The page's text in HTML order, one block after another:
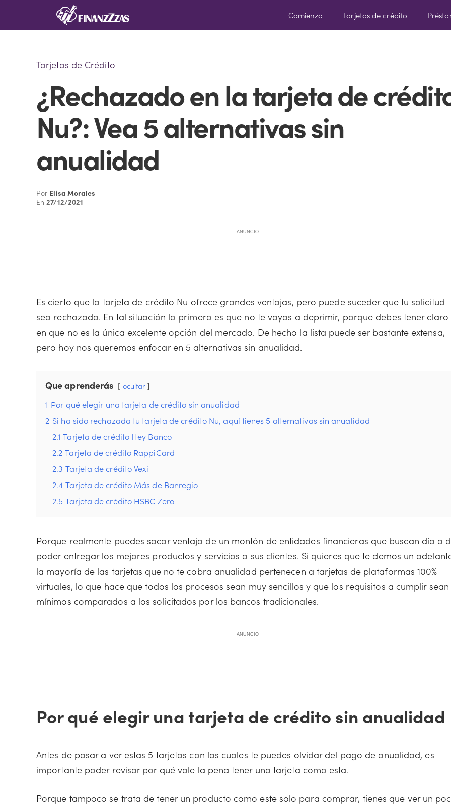
Comienzo Tarjetas de crédito
Tarjetas de Crédito
¿Rechazado en la tarjeta de
Nu?: Vea 5 alternativas sin
anualidad
Por Elisa Morales
En27/12/2021
ANUNCIO
Es cierto que la tarjeta de crédito Nu ofrece grandes ventajas, pero puede suceder que tu solicitud
sea rechazada. En tal situación lo primero es que no te vayas a deprimir, porque debes tener claro
en que no es la única excelente opción del mercado. De hecho la lista puede ser bastante extensa,
pero hoy nos queremos enfocar en 5 alternativas sin anualidad.
Que aprenderás ocultar
1 Por qué elegir una tarjeta de crédito sin anualidad
2 Si ha sido rechazada tu tarjeta de crédito Nu, aquí tienes 5 alternativas sin anualidad
2.1 Tarjeta de crédito Hey Banco
2.2 Tarjeta de crédito RappiCard
2.3 Tarjeta de crédito Vexi
2.4 Tarjeta de crédito Más de Banregio
2.5 Tarjeta de crédito HSBC Zero
Porque realmente puedes sacar ventaja de un montón de entidades financieras que buscan día a
poder entregar los mejores productos y servicios a sus clientes. Si quieres que te demos un
la mayoría de las tarjetas que no te cobra anualidad pertenecen a tarjetas de plataformas 100%
virtuales, lo que hace que todos los procesos sean muy sencillos y que los requisitos a cumplir sean
mínimos comparados a los solicitados por los bancos tradicionales.
ANUNCIO
Por qué elegir una tarjeta de crédito sin anualidad
Antes de pasar a ver estas 5 tarjetas con las cuales te puedes olvidar del pago de anualidad, es
importante poder revisar por qué vale la pena tener una tarjeta como esta.
Porque tampoco se trata de tener un producto como este solo para comprar, tienes que ver un